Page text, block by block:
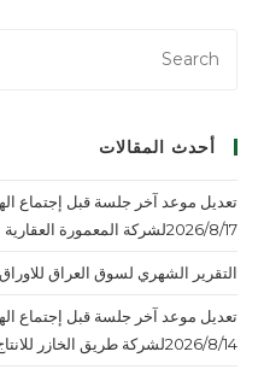
أحدث المقالات
تعديل موعد آخر جلسة قبل إجتماع
2026/8/17لشركة المعمورة العقارية
التقرير الشهري لسوق العراق للاوراق
تعديل موعد آخر جلسة قبل إجتماع
2026/8/14لشركة طريق الخازر للانتاج المواد الانشائية